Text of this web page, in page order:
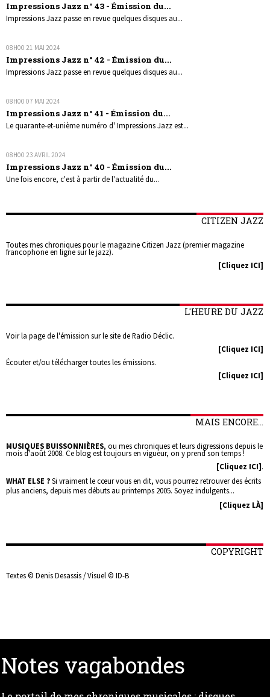
Impressions Jazz n° 43 - Émission du...
Impressions Jazz passe en revue quelques disques au...
08H00 21 MAI 2024
Impressions Jazz n° 42 - Émission du...
Impressions Jazz passe en revue quelques disques au...
08H00 07 MAI 2024
Impressions Jazz n° 41 - Émission du...
Le quarante-et-unième numéro d' Impressions Jazz est...
08H00 23 AVRIL 2024
Impressions Jazz n° 40 - Émission du...
Une fois encore, c'est à partir de l'actualité du...
CITIZEN JAZZ
Toutes mes chroniques pour le magazine Citizen Jazz (premier magazine
francophone en ligne sur le jazz).
[Cliquez ICI]
L'HEURE DU JAZZ
Voir la page de l'émission sur le site de Radio Déclic.
[Cliquez ICI]
Écouter et/ou télécharger toutes les émissions.
[Cliquez ICI]
MAIS ENCORE...
MUSIQUES BUISSONNIÈRES, ou mes chroniques et leurs digressions depuis le
mois d'août 2008. Ce blog est toujours en vigueur, on y prend son temps !
[Cliquez ICI].
WHAT ELSE ?Si vraiment le cœur vous en dit, vous pourrez retrouver des écrits
plus anciens, depuis mes débuts au printemps 2005. Soyez indulgents...
[Cliquez LÀ]
COPYRIGHT
Textes © Denis Desassis / Visuel © ID-B
Notes vagabondes